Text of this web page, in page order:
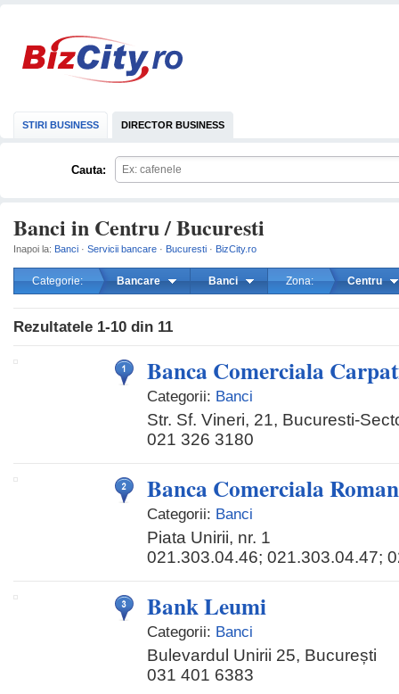
STIRI BUSINESS DIRECTOR BUSINESS
Cauta:
Banci in Centru / Bucuresti
Inapoi la: Banci · Servicii bancare · Bucuresti · BizCity.ro
Categorie: Bancare Banci Zona: Centru
Rezultatele 1-10 din 11
Banca Comerciala
Categorii: Banci
Str. Sf. Vineri, 21, Bucuresti-
021 326 3180
Banca Comerciala
Categorii: Banci
Piata Unirii, nr. 1
021.303.04.46; 021.303.04.47;
Bank Leumi
Categorii: Banci
Bulevardul Unirii 25, București
031 401 6383